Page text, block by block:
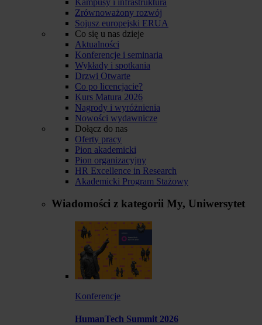
Zrównoważony rozwój
Sojusz europejski ERUA
Co się u nas dzieje
Aktualności
Konferencje i seminaria
Wykłady i spotkania
Drzwi Otwarte
Co po licencjacie?
Kurs Matura 2026
Nagrody i wyróżnienia
Nowości wydawnicze
Dołącz do nas
Oferty pracy
Pion akademicki
Pion organizacyjny
HR Excellence in Research
Akademicki Program Stażowy
Wiadomości z kategorii My, Uniwersytet
Konferencje
HumanTech Summit 2026